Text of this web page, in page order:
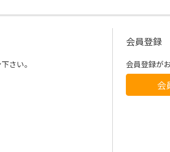
さい。
会員登録
会員登録が
会